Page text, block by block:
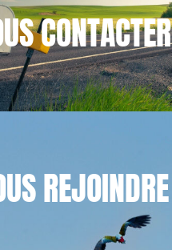
CONTACTER
REJOINDRE